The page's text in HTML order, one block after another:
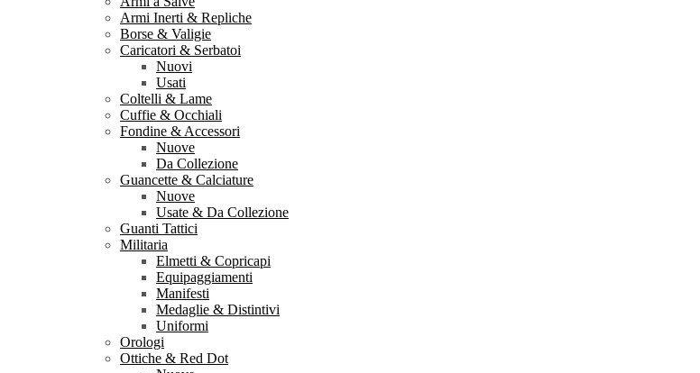
Armi Inerti & Repliche
Borse & Valigie
Caricatori & Serbatoi
Nuovi
Usati
Coltelli & Lame
Cuffie & Occhiali
Fondine & Accessori
Nuove
Da Collezione
Guancette & Calciature
Nuove
Usate & Da Collezione
Guanti Tattici
Militaria
Elmetti & Copricapi
Equipaggiamenti
Manifesti
Medaglie & Distintivi
Uniformi
Orologi
Ottiche & Red Dot